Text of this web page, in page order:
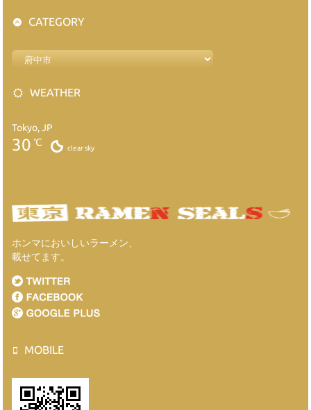
CATEGORY
WEATHER
Tokyo, JP
30 ℃
clear sky
ホンマにおいしいラーメン、
載せてます。
MOBILE